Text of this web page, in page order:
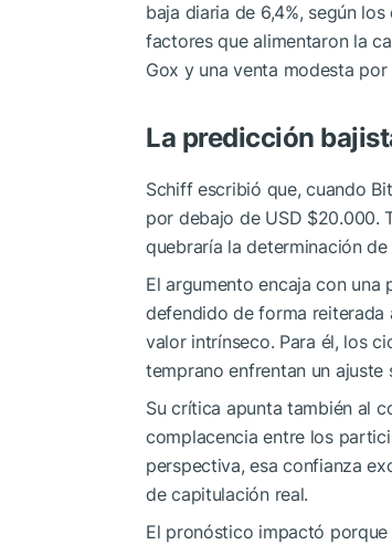
baja diaria de 6,4%, según
factores que alimentaron la
Gox y una venta modesta
La predicción
Schiff escribió que, cuando
por debajo de USD $20.000.
quebraría la determinación
El argumento encaja con una
defendido de forma
valor intrínseco. Para él, los
temprano enfrentan un ajuste
Su crítica apunta también al
complacencia entre los
perspectiva, esa confianza
de capitulación real.
El pronóstico impactó